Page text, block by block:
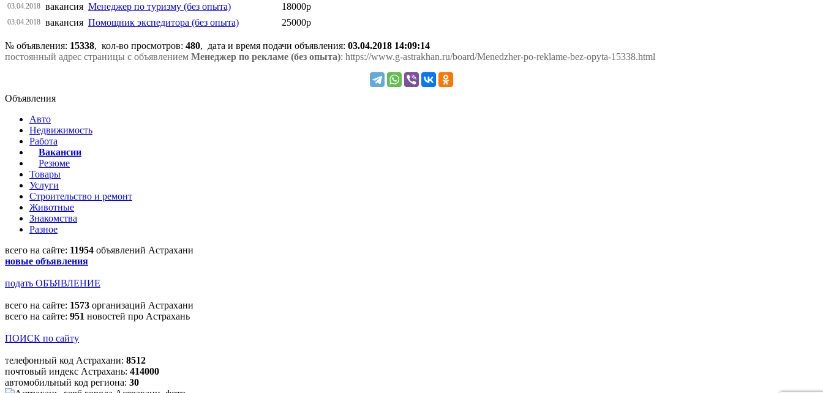
03.04.2018 вакансия Менеджер по туризму (без опыта) 18000р
03.04.2018 вакансия Помощник экспедитора (без опыта) 25000р
№ объявления: 15338, кол-во просмотров: 480, дата и время подачи объявления: 03.04.2018 14:09:14
постоянный адрес страницы с объявлением Менеджер по рекламе (без опыта): https://www.g-astrakhan.ru/board/Menedzher-po-reklame-bez-opyta-15338.html
Объявления
Авто
Недвижимость
Работа
Вакансии
Резюме
Товары
Услуги
Строительство и ремонт
Животные
Знакомства
Разное
всего на сайте: 11954 объявлений Астрахани
новые объявления
подать ОБЪЯВЛЕНИЕ
всего на сайте: 1573 организаций Астрахани
всего на сайте: 951 новостей про Астрахань
ПОИСК по сайту
телефонный код Астрахани: 8512
почтовый индекс Астрахань: 414000
автомобильный код региона: 30